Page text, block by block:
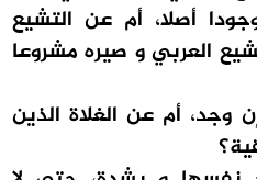
أصلا، أم عن التشيع
العربي و صيره مشروعا
وجد، أم عن الغلاة الذين